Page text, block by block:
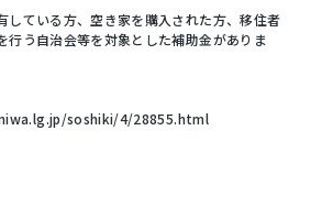
している方、空き家を購入された方、移住者
行う自治会等を対象とした補助金がありま
soshiki/4/28855.html